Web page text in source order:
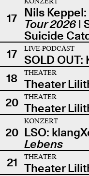
17 Nils Keppel:
Tour 2026|
Suicide
17
LIVE-PODCAST
SOLD
18
THEATER
Theater
20
THEATER
Theater
20
KONZERT
LSO:
Lebens
21
THEATER
Theater